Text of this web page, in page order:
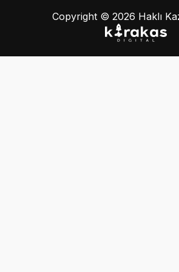
Copyright © 2026 Haklı